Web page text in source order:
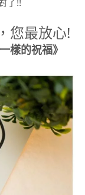
您最放心!
樣的祝福》